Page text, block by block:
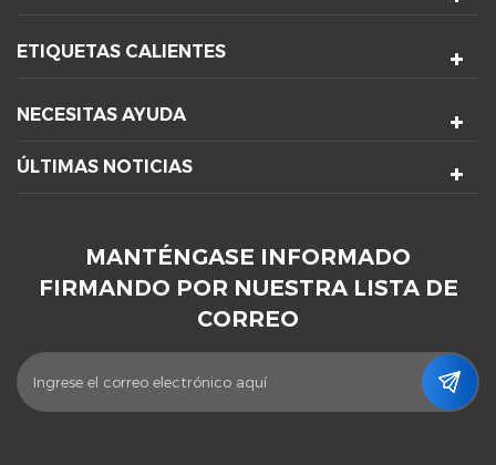
ETIQUETAS CALIENTES
NECESITAS AYUDA
ÚLTIMAS NOTICIAS
MANTÉNGASE INFORMADO
FIRMANDO POR NUESTRA LISTA DE
CORREO